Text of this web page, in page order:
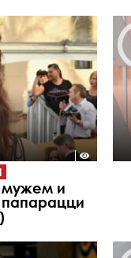
мужем и